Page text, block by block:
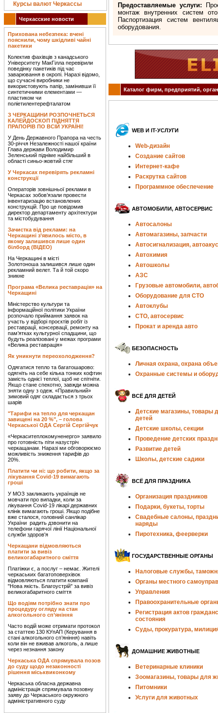
Курсы валют Черкассы
Черкасские новости
Прихована небезпека: вчені
пояснили, чому шкідливі чайні
пакетики
Колектив фахівців з канадського
Університету МакГілла перевірили
поведінку пакетиків під час
заварювання в окропі. Наразі відомо,
що сучасні виробники не
використовують папір, замінивши її
синтетичними елементами —
пластиком чи
поліетилентерефталатом
З ЧЕРКАЩИНИ РОЗПОЧНЕТЬСЯ
КАЛЕЙДОСКОП ПІДНЯТТЯ
ПРАПОРІВ ПО ВСІЙ УКРАЇНІ!
У День Державного Прапора на честь
30-річчя Незалежності нашої країни
Глава держави Володимир
Зеленський підніме найбільший в
області синьо-жовтий стяг
У Черкасах перевірять рекламні
конструкції
Операторів зовнішньої реклами в
Черкасах зобов’язали провести
інвентаризацію встановлених
конструкцій. Про це повідомив
директор департаменту архітектури
та містобудування
Зачистка від реклами: на
Черкащині з’явилось місто, в
якому залишився лише один
білборд (ВІДЕО)
На Черкащині в місті
Золотоноша залишився лише один
рекламний велет. Та й той скоро
зникне
Програма «Велика реставрація» на
Черкащині
Міністерство культури та
інформаційної політики України
розпочало приймання заявок на
участь у відборі проєктів робіт із
реставрації, консервації, ремонту на
пам’ятках культурної спадщини, що
будуть реалізовані у межах програми
«Велика реставрація»
Як уникнути переохолодження?
Одягатися тепло та багатошарово:
одягніть на себе кілька тонких кофтин
замість однієї теплої, щоб не спітніти.
Якщо стане спекотно, завжди можна
зняти одну з одеж. «Правильний»
зимовий одяг складається з трьох
шарів
"Тарифи на тепло для черкащан
завищені на 20 %", – голова
Черкаської ОДА Сергій Сергійчук
«Черкаситеплокомуненерго» заявило
про готовність піти назустріч
черкащанам. Наразі ми обговорюємо
можливість зниження тарифів до
20%.
Платити чи ні: що робити, якщо за
лікування Covid-19 вимагають
гроші
У МОЗ закликають українців не
мовчати про випадки, коли за
лікування Covid-19 лікарі державних
клінік вимагають гроші. Якщо подібне
вже сталося, головний санлікар
України радить дзвонити на
телефони гарячої лінії Національної
служби здоров'я
Черкащани відмовляються
платити за вивіз
великогабаритного сміття
Платіжки є, а послуг – немає. Жителі
черкаських багатоповерхівок
відмовляються платити компанії
"Нова якість. Благоустрій" за вивіз
великогабаритного сміття
Що водіям потрібно знати про
процедуру огляду на стан
алкогольного сп’яніння
Часто водій може отримати протокол
за статтею 130 КУпАП (Керування в
стані алкогольного сп’яніння) навіть
коли він не вживав алкоголь, а лише
через незнання закону
Черкаська ОДА спрямувала позов
до суду щодо незаконності
рішення міськвиконкому
Черкаська обласна державна
адміністрація спрямувала позовну
заяву до Черкаського окружного
адміністративного суду
Предоставляемые услуги:
монтаж внутренних систем
Паспортизация систем
оборудования.
Каталог фирм, предприятий,
WEB И IT-УСЛУГИ
Web-дизайн
Создание сайтов
Интернет-кафе
Раскрутка сайтов
Программное обеспечение
АВТОМОБИЛИ, АВТОСЕРВИС
Автосалоны
Автомагазины, запчасти
Автосигнализация,
Автохимия
Автошколы
АЗС
Грузовые автомобили,
Оборудование для СТО
Автоклубы
СТО, автосервис
Прокат и аренда авто
БЕЗОПАСНОСТЬ
Личная охрана, охрана
Охранные системы и
ВСЁ ДЛЯ ДЕТЕЙ
Детские магазины, товары
детей
Детские школы, секции
Проведение детских
Развитие детей
Школы, детские садики
ВСЁ ДЛЯ ПРАЗДНИКА
Организация праздников
Подарки, букеты, торты
Свадебные салоны,
наряды
Пиротехника, феерверки
ГОСУДАРСТВЕННЫЕ ОРГАНЫ
Налоговые службы,
Органы местного
Управления
Правоохранительные
Регистрация актов
состояния
Суды, прокуратура,
ДОМАШНИЕ ЖИВОТНЫЕ
Ветеринарные клиники
Зоомагазины, товары для
Питомники
Услуги для животных